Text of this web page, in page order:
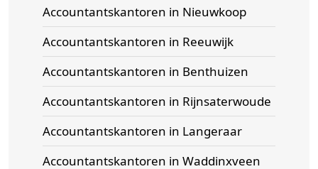
Accountantskantoren in Nieuwkoop
Accountantskantoren in Reeuwijk
Accountantskantoren in Benthuizen
Accountantskantoren in Rijnsaterwoude
Accountantskantoren in Langeraar
Accountantskantoren in Waddinxveen